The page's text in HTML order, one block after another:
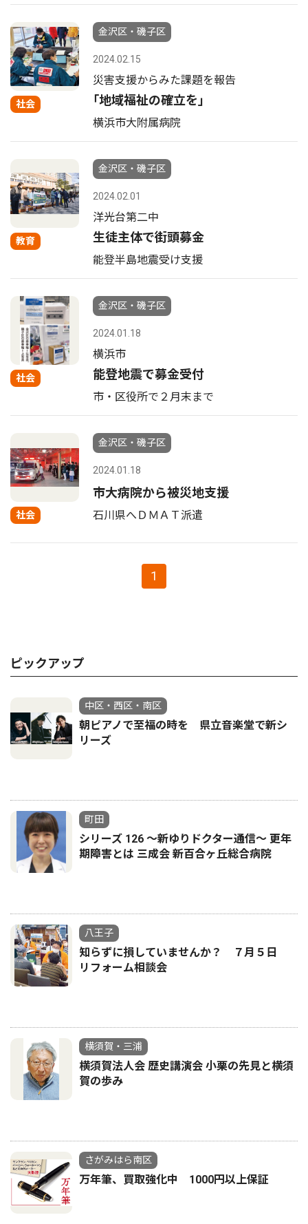
社会
金沢区・磯子区
2024.02.15
災害支援からみた課題を報告
｢地域福祉の確立を｣
横浜市大附属病院
教育
金沢区・磯子区
2024.02.01
洋光台第二中
生徒主体で街頭募金
能登半島地震受け支援
社会
金沢区・磯子区
2024.01.18
横浜市
能登地震で募金受付
市・区役所で２月末まで
社会
金沢区・磯子区
2024.01.18
市大病院から被災地支援
石川県へＤＭＡＴ派遣
1
ピックアップ
中区・西区・南区
朝ピアノで至福の時を 県立音楽堂で新シ
リーズ
町田
シリーズ 126 ～新ゆりドクター通信～ 更年
期障害とは 三成会 新百合ヶ丘総合病院
八王子
知らずに損していませんか？ ７月５日
リフォーム相談会
横須賀・三浦
横須賀法人会 歴史講演会 小栗の先見と横須
賀の歩み
さがみはら南区
万年筆、買取強化中 1000円以上保証